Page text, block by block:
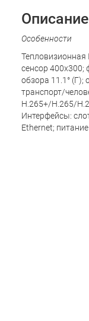
Описание
Особенности
Тепловизионная
сенсор 400x300;
обзора 11.1°
транспорт/
H.265+/H.265/
Интерфейсы:
Ethernet; питание